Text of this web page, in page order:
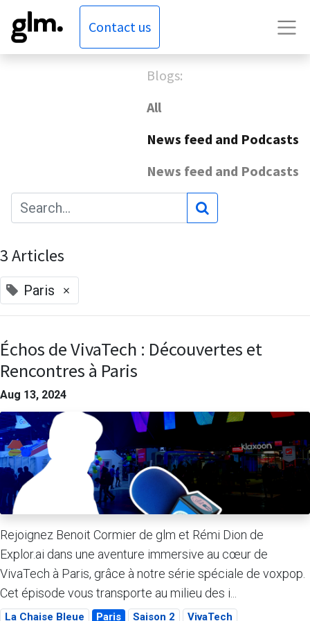
Contact us
Blogs:
All
News feed and Podcasts
News feed and Podcasts
3 Articles
Paris ×
Échos de VivaTech : Découvertes et
Rencontres à Paris
Aug 13, 2024
Rejoignez Benoit Cormier de glm et Rémi Dion de ​
Explor.ai dans une aventure immersive au cœur de
VivaTech à Paris, grâce à notre série spéciale de voxpop.
Cet épisode vous transporte au milieu des i...
La Chaise Bleue Paris Saison 2 VivaTech